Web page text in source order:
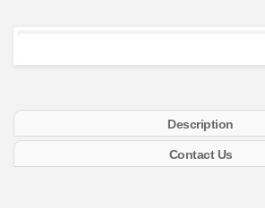
Description
Contact Us